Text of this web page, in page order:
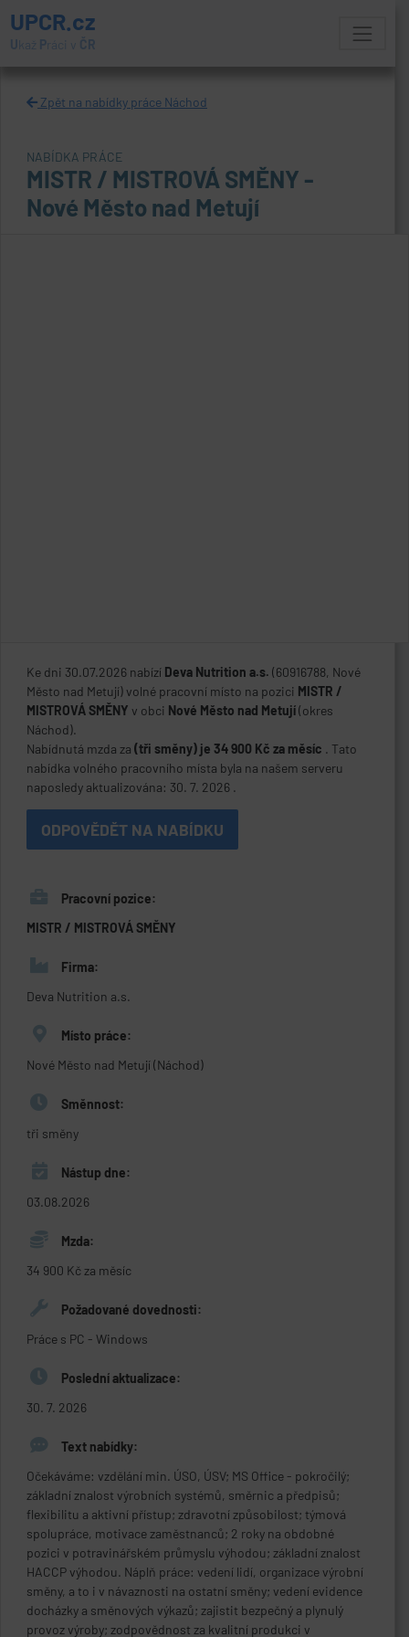
UPCR.cz
U kaž Práci v ČR
Zpět na nabídky práce Náchod
NABÍDKA PRÁCE
MISTR / MISTROVÁ SMĚNY -
Nové Město nad Metují
Ke dni 30.07.2026 nabízí Deva Nutrition a.s. (60916788, Nové
Město nad Metují) volné pracovní místo na pozici MISTR /
MISTROVÁ SMĚNY v obci Nové Město nad Metují(okres
Náchod).
Nabídnutá mzda za (tři směny) je 34 900 Kč za měsíc . Tato
nabídka volného pracovního místa byla na našem serveru
naposledy aktualizována: 30. 7. 2026 .
ODPOVĚDĚT NA NABÍDKU
Pracovní pozice:
MISTR / MISTROVÁ SMĚNY
Firma:
Deva Nutrition a.s.
Místo práce:
Nové Město nad Metují (Náchod)
Směnnost:
tři směny
Nástup dne:
03.08.2026
Mzda:
34 900 Kč za měsíc
Požadované dovednosti:
Práce s PC - Windows
Poslední aktualizace:
30. 7. 2026
Text nabídky:
Očekáváme: vzdělání min. ÚSO, ÚSV; MS Office - pokročilý;
základní znalost výrobních systémů, směrnic a předpisů;
flexibilitu a aktivní přístup; zdravotní způsobilost; týmová
spolupráce, motivace zaměstnanců; 2 roky na obdobné
pozici v potravinářském průmyslu výhodou; základní znalost
HACCP výhodou. Náplň práce: vedení lidí, organizace výrobní
směny, a to i v návaznosti na ostatní směny; vedení evidence
docházky a směnových výkazů; zajistit bezpečný a plynulý
provoz výroby; zodpovědnost za kvalitní produkci v